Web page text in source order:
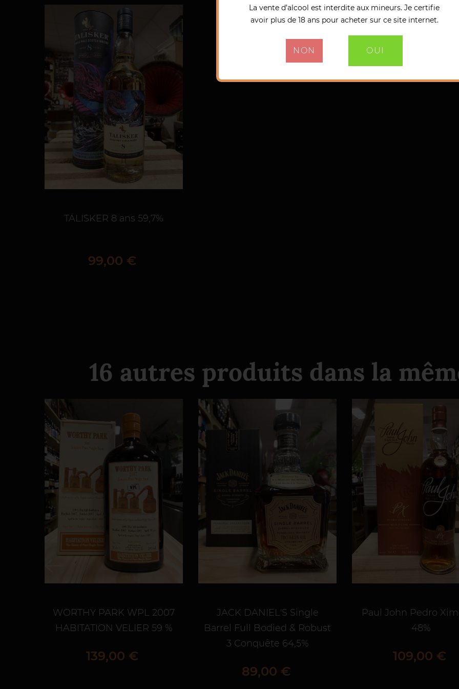
TALISKER 8 ans 59,7%
Prix
99,00 €
16 autres produits dans la
WORTHY PARK WPL 2007
HABITATION VELIER 59 %
Prix
139,00 €
JACK DANIEL'S Single
Barrel Full Bodied & Robust
3 Conquête 64,5%
Prix
89,00 €
Paul John Pedro
48%
Prix
109,00 €
La vente d’alcool est interdite aux mineurs. Je certifie
avoir plus de 18 ans pour acheter sur ce site internet.
NON OUI